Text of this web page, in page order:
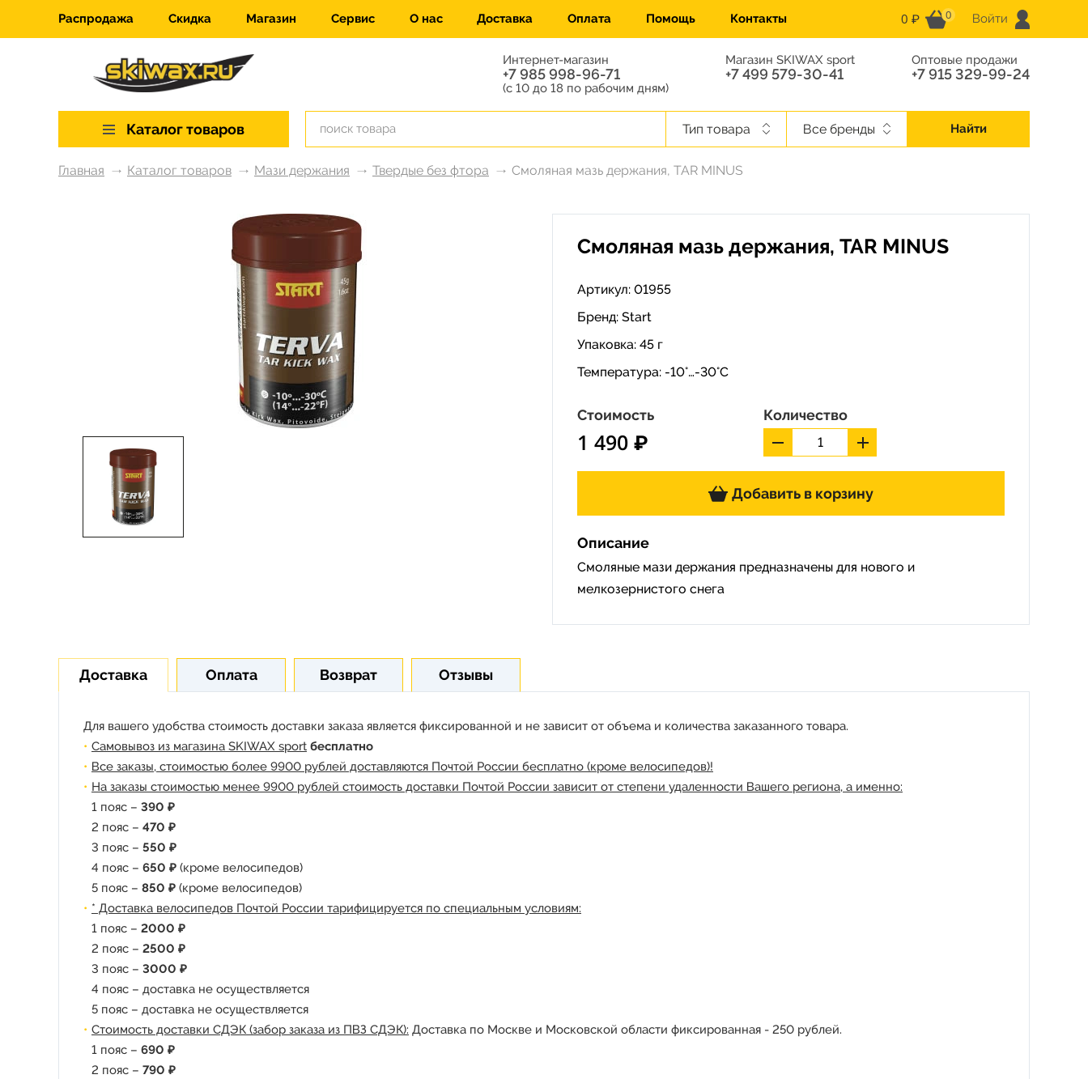
Распродажа Скидка Магазин Сервис О нас Доставка Оплата Помощь Контакты 0 ₽ 0 Войти
Интернет-магазин
+7 985 998-96-71
(с 10 до 18 по рабочим дням)
Магазин SKIWAX sport
+7 499 579-30-41
Оптовые продажи
+7 915 329-99-24
Каталог товаров Тип товара Все бренды Найти
Главная Каталог товаров Мази держания Твердые без фтора Смоляная мазь держания, TAR MINUS
Смоляная мазь держания, TAR MINUS
Артикул: 01955
Бренд: Start
Упаковка: 45 г
Температура: -10°…-30°C
Стоимость
1 490 ₽
Количество
Добавить в корзину
Описание
Смоляные мази держания предназначены для нового и
мелкозернистого снега
Доставка Оплата Возврат Отзывы
Для вашего удобства стоимость доставки заказа является фиксированной и не зависит от объема и количества заказанного товара.
Самовывоз из магазина SKIWAX sport бесплатно
Все заказы, стоимостью более 9900 рублей доставляются Почтой России бесплатно (кроме велосипедов)!
На заказы стоимостью менее 9900 рублей стоимость доставки Почтой России зависит от степени удаленности Вашего региона, а именно:
1 пояс – 390 ₽
2 пояс – 470 ₽
3 пояс – 550 ₽
4 пояс – 650 ₽ (кроме велосипедов)
5 пояс – 850 ₽ (кроме велосипедов)
* Доставка велосипедов Почтой России тарифицируется по специальным условиям:
1 пояс – 2000 ₽
2 пояс – 2500 ₽
3 пояс – 3000 ₽
4 пояс – доставка не осуществляется
5 пояс – доставка не осуществляется
Стоимость доставки СДЭК (забор заказа из ПВЗ СДЭК): Доставка по Москве и Московской области фиксированная - 250 рублей.
1 пояс – 690 ₽
2 пояс – 790 ₽